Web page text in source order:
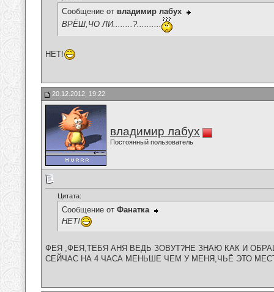
Сообщение от владимир лабух
ВРЁШ,ЧО ЛИ........?..........
НЕТ!
20.12.2012, 19:22
владимир лабух
Постоянный пользователь
Цитата:
Сообщение от Фанатка
НЕТ!
ФЕЯ ,ФЕЯ,ТЕБЯ АНЯ ВЕДЬ ЗОВУТ?НЕ ЗНАЮ КАК И
СЕЙЧАС НА 4 ЧАСА МЕНЬШЕ ЧЕМ У МЕНЯ,ЧЬЁ ЭТО